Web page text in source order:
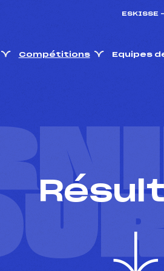
ESKISSE
Compétitions Equipes